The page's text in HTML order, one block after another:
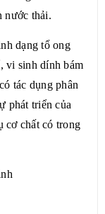
nước thải.
dạng tổ ong
vi sinh dính bám
tác dụng phân
phát triển của
cơ chất có trong